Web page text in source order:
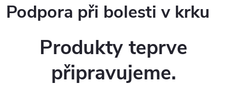
Podpora při bolesti v krku
Produkty teprve
připravujeme.